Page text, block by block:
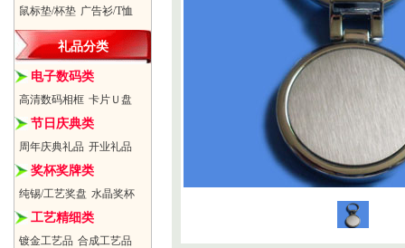
鼠标垫/杯垫 广告衫/T恤
礼品分类
电子数码类
高清数码相框 卡片Ｕ盘
节日庆典类
周年庆典礼品 开业礼品
奖杯奖牌类
纯锡/工艺奖盘 水晶奖杯
工艺精细类
镀金工艺品 合成工艺品